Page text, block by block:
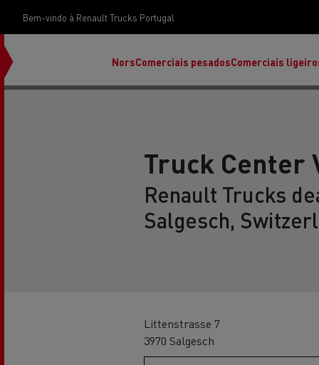
Bem-vindo à Renault Trucks Portugal
NorsComerciais pesados
A nossa gama de gasóleo
Comerciais
Renault Trucks Master Red EDITION
A nossa oferta 360° toda
Truck Center
Renault Trucks
Salgesch,
Littenstrasse 7
3970 Salgesch